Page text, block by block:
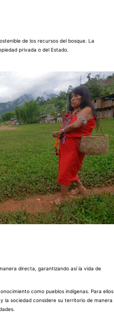
de los recursos del bosque. La
privada o del Estado.
directa, garantizando así la vida de
como pueblos indígenas. Para ellos
la sociedad considere su territorio de manera